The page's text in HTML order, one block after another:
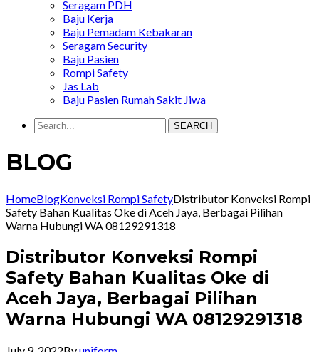
Seragam PDH
Baju Kerja
Baju Pemadam Kebakaran
Seragam Security
Baju Pasien
Rompi Safety
Jas Lab
Baju Pasien Rumah Sakit Jiwa
SEARCH
BLOG
HomeBlogKonveksi Rompi SafetyDistributor Konveksi Rompi
Safety Bahan Kualitas Oke di Aceh Jaya, Berbagai Pilihan
Warna Hubungi WA 08129291318
Distributor Konveksi Rompi
Safety Bahan Kualitas Oke di
Aceh Jaya, Berbagai Pilihan
Warna Hubungi WA 08129291318